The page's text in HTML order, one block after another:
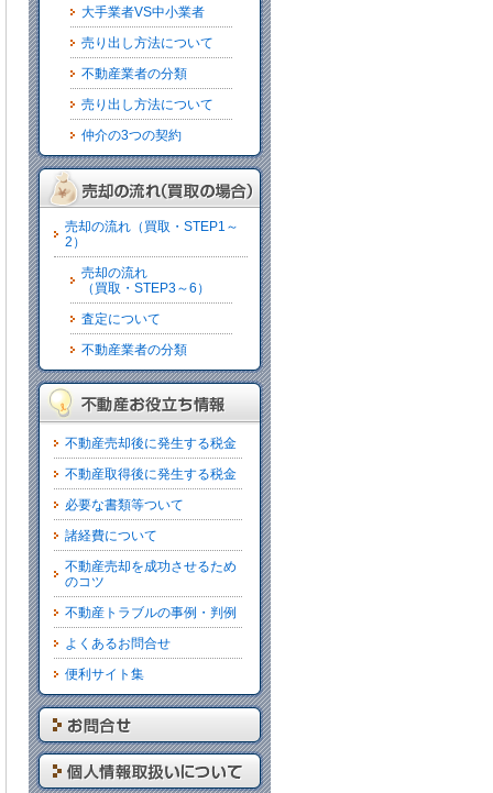
大手業者VS中小業者
売り出し方法について
不動産業者の分類
売り出し方法について
仲介の3つの契約
売却の流れ（買取・STEP1～
2）
売却の流れ
（買取・STEP3～6）
査定について
不動産業者の分類
不動産売却後に発生する税金
不動産取得後に発生する税金
必要な書類等ついて
諸経費について
不動産売却を成功させるため
のコツ
不動産トラブルの事例・判例
よくあるお問合せ
便利サイト集